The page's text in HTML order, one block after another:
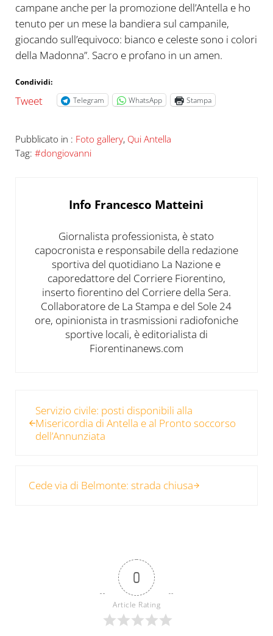
campane anche per la promozione dell’Antella e ho
tenuto per un mese la bandiera sul campanile,
giocando sull’equivoco: bianco e celeste sono i colori
della Madonna”. Sacro e profano in un amen.
Condividi:
Tweet Telegram WhatsApp Stampa
Pubblicato in : Foto gallery, Qui Antella
Tag: #dongiovanni
Info Francesco Matteini
Giornalista professionista, è stato
capocronista e responsabile della redazione
sportiva del quotidiano La Nazione e
caporedattore del Corriere Fiorentino,
inserto fiorentino del Corriere della Sera.
Collaboratore de La Stampa e del Sole 24
ore, opinionista in trasmissioni radiofoniche
sportive locali, è editorialista di
Fiorentinanews.com
Servizio civile: posti disponibili alla
Misericordia di Antella e al Pronto soccorso
dell’Annunziata
Cede via di Belmonte: strada chiusa
0
Article Rating